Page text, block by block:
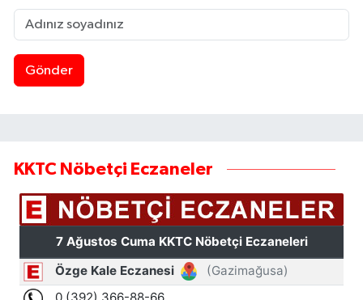
Gönder
KKTC Nöbetçi Eczaneler